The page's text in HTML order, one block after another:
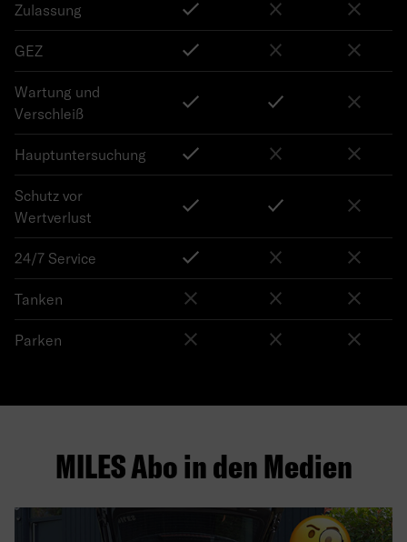
Zulassung
GEZ
Wartung und
Verschleiß
Hauptuntersuchung
Schutz vor
Wertverlust
24/7 Service
Tanken
Parken
MILES Abo in den Medien